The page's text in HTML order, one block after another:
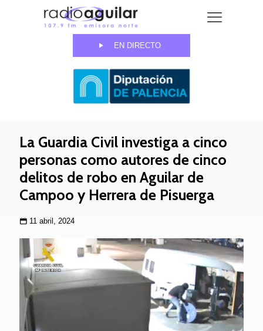
EN DIRECTO
La Guardia Civil investiga a cinco
personas como autores de cinco
delitos de robo en Aguilar de
Campoo y Herrera de Pisuerga
11 abril, 2024